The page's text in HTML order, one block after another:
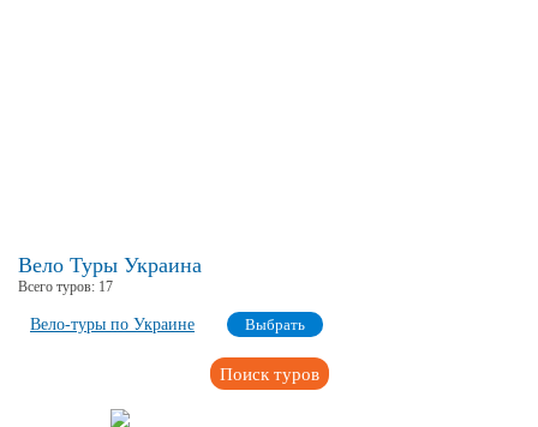
Вело Туры Украина
Всего туров: 17
Вело-туры по Украине Выбрать
Поиск туров